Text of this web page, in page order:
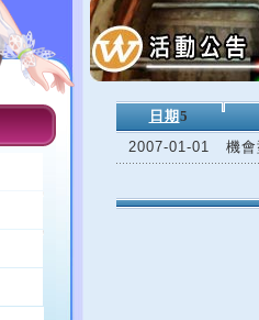
日期 5
2007-01-01
機